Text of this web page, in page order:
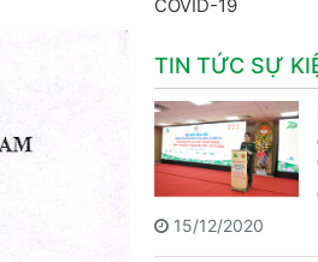
COVID-19
TIN TỨC SỰ
15/12/2020